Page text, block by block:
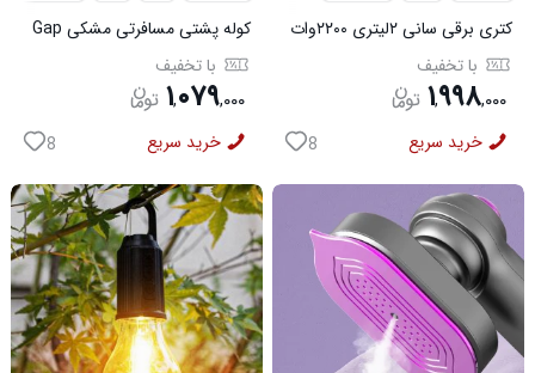
کوله پشتی مسافرتی مشکی Gap
مدل 50691 با تخفیف
۱,۰۷۹,۰۰۰
خرید سریع 8
کتری برقی سانی ۲لیتری ۲۲۰۰وات
با تخفیف
۱,۹۹۸,۰۰۰
خرید سریع 8